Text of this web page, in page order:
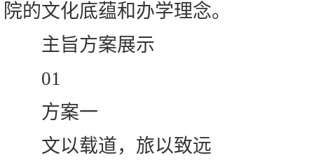
院的文化底蕴和办学理念。
主旨方案展示
01
方案一
文以载道，旅以致远